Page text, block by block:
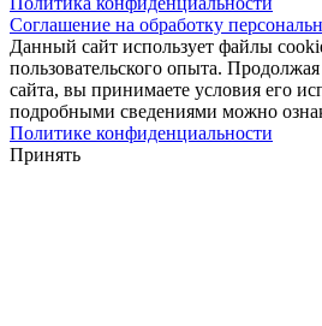
Соглашение на обработку
Данный сайт использует файлы
пользовательского опыта.
сайта, вы принимаете условия его
подробными сведениями можно
Политике конфиденциальности
Принять